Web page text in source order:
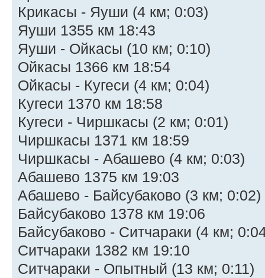
Крикасы - Яуши (4 км; 0:03)
Яуши 1355 км 18:43
Яуши - Ойкасы (10 км; 0:10)
Ойкасы 1366 км 18:54
Ойкасы - Кугеси (4 км; 0:04)
Кугеси 1370 км 18:58
Кугеси - Чиршкасы (2 км; 0:01)
Чиршкасы 1371 км 18:59
Чиршкасы - Абашево (4 км; 0:03)
Абашево 1375 км 19:03
Абашево - Байсубаково (3 км; 0:02)
Байсубаково 1378 км 19:06
Байсубаково - Ситчараки (4 км;
Ситчараки 1382 км 19:10
Ситчараки - Опытный (13 км; 0:11)